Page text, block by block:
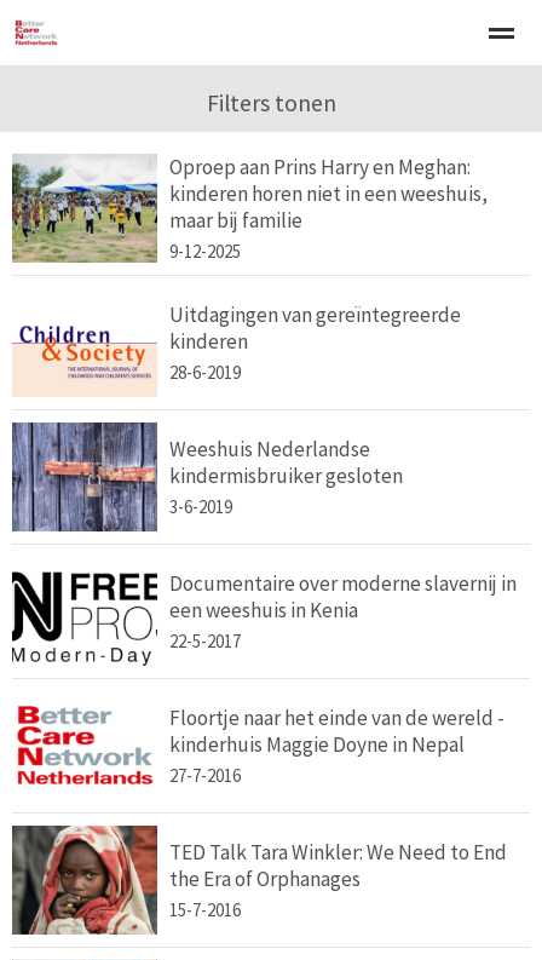
Werken met kinderen
Home Nieuws Agenda E-mail
Filters tonen
Oproep aan Prins Harry en Meghan:
kinderen horen niet in een weeshuis,
maar bij familie
9-12-2025
Uitdagingen van gereïntegreerde
kinderen
28-6-2019
Weeshuis Nederlandse
kindermisbruiker gesloten
3-6-2019
Documentaire over moderne slavernij in
een weeshuis in Kenia
22-5-2017
Floortje naar het einde van de wereld -
kinderhuis Maggie Doyne in Nepal
27-7-2016
TED Talk Tara Winkler: We Need to End
the Era of Orphanages
15-7-2016